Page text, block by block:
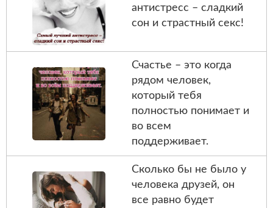
антистресс – сладкий
сон и страстный секс!
Счастье – это когда
рядом человек,
который тебя
полностью понимает и
во всем
поддерживает.
Сколько бы не было у
человека друзей, он
все равно будет